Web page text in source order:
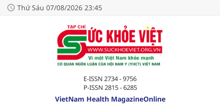
Thứ Sáu 07/08/2026 23:45
E-ISSN 2734 - 9756
P-ISSN 2815 - 6285
VietNam Health MagazineOnline